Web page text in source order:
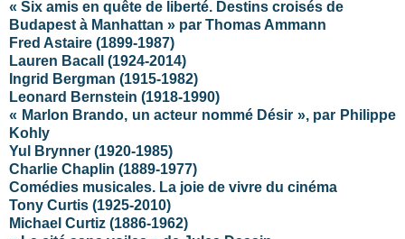
« Six amis en quête de liberté. Destins croisés de
Budapest à Manhattan » par Thomas Ammann
Fred Astaire (1899-1987)
Lauren Bacall (1924-2014)
Ingrid Bergman (1915-1982)
Leonard Bernstein (1918-1990)
« Marlon Brando, un acteur nommé Désir », par Philippe
Kohly
Yul Brynner (1920-1985)
Charlie Chaplin (1889-1977)
Comédies musicales. La joie de vivre du cinéma
Tony Curtis (1925-2010)
Michael Curtiz (1886-1962)